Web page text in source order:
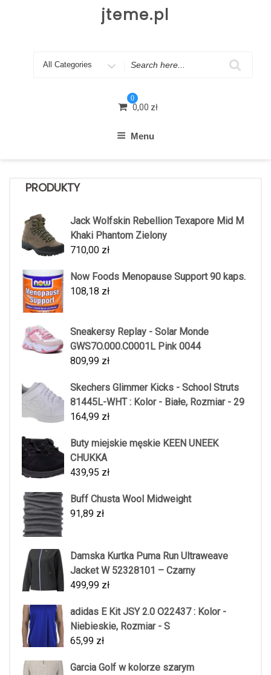
jteme.pl
Search
0
0,00 zł
Menu
PRODUKTY
Jack Wolfskin Rebellion Texapore Mid M
Khaki Phantom Zielony
710,00 zł
Now Foods Menopause Support 90 kaps.
108,18 zł
Sneakersy Replay - Solar Monde
GWS7O.000.C0001L Pink 0044
809,99 zł
Skechers Glimmer Kicks - School Struts
81445L-WHT : Kolor - Białe, Rozmiar - 29
164,99 zł
Buty miejskie męskie KEEN UNEEK
CHUKKA
439,95 zł
Buff Chusta Wool Midweight
91,89 zł
Damska Kurtka Puma Run Ultraweave
Jacket W 52328101 – Czarny
499,99 zł
adidas E Kit JSY 2.0 O22437 : Kolor -
Niebieskie, Rozmiar - S
65,99 zł
Garcia Golf w kolorze szarym